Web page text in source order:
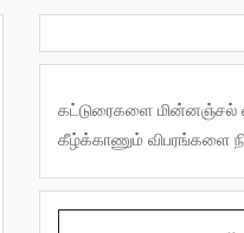
கட்டுரைகளை மின்னஞ்சல் வழியே பெற விரும்புவோர்,
கீழ்க்காணும் விபரங்களை
Type your email…